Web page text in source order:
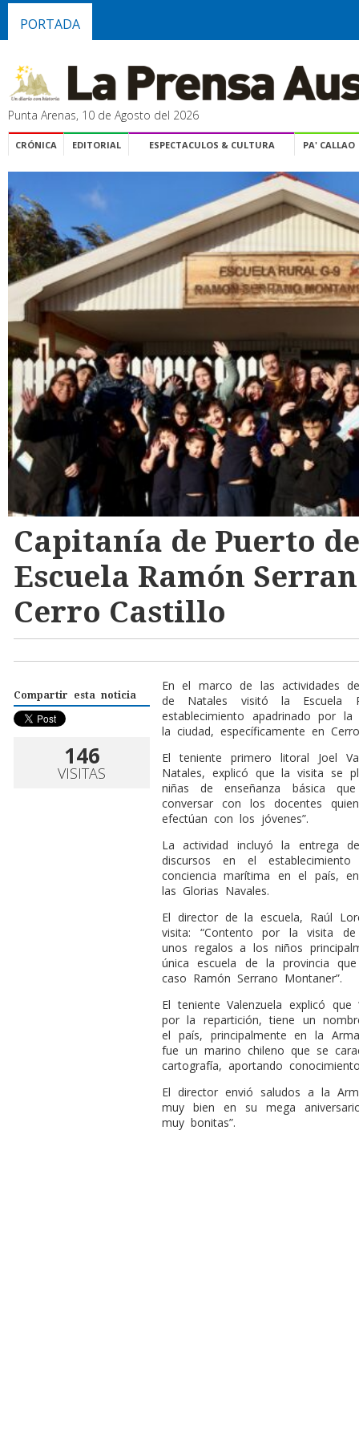
PORTADA
Punta Arenas, 10 de Agosto del 2026
CRÓNICA EDITORIAL ESPECTACULOS & CULTURA PA' CALLAO
Capitanía de Puerto
Escuela Ramón
Cerro Castillo
Compartir esta noticia
146
VISITAS
En el marco de las actividades
de Natales visitó la Escuela
establecimiento apadrinado por
la ciudad, específicamente en
El teniente primero litoral Joel
Natales, explicó que la visita se
niñas de enseñanza básica
conversar con los docentes
efectúan con los jóvenes”.
La actividad incluyó la entrega
discursos en el
conciencia marítima en el país,
las Glorias Navales.
El director de la escuela, Raúl
visita: “Contento por la visita
unos regalos a los niños
única escuela de la provincia
caso Ramón Serrano Montaner”.
El teniente Valenzuela explicó
por la repartición, tiene un
el país, principalmente en la
fue un marino chileno que se
cartografía, aportando
El director envió saludos a la
muy bien en su mega
muy bonitas”.